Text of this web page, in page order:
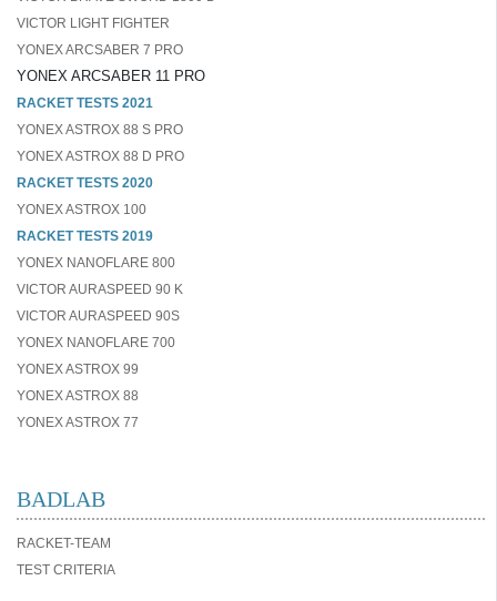
VICTOR LIGHT FIGHTER
YONEX ARCSABER 7 PRO
YONEX ARCSABER 11 PRO
RACKET TESTS 2021
YONEX ASTROX 88 S PRO
YONEX ASTROX 88 D PRO
RACKET TESTS 2020
YONEX ASTROX 100
RACKET TESTS 2019
YONEX NANOFLARE 800
VICTOR AURASPEED 90 K
VICTOR AURASPEED 90S
YONEX NANOFLARE 700
YONEX ASTROX 99
YONEX ASTROX 88
YONEX ASTROX 77
BADLAB
RACKET-TEAM
TEST CRITERIA